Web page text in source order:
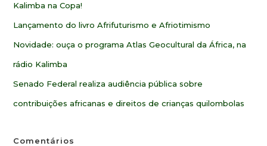
Kalimba na Copa!
Lançamento do livro Afrifuturismo e Afriotimismo
Novidade: ouça o programa Atlas Geocultural da África, na
rádio Kalimba
Senado Federal realiza audiência pública sobre
contribuições africanas e direitos de crianças quilombolas
Comentários